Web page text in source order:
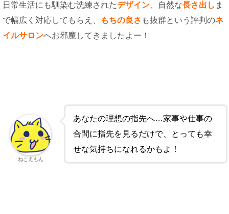
日常生活にも馴染む洗練されたデザイン 、自然な長さ出し ま
で幅広く対応してもらえ、
もちの良さ も抜群という評判のネ
イルサロンへお邪魔してきましたよー！
あなたの理想の指先へ…家事や仕事の
合間に指先を見るだけで、とっても幸
せな気持ちになれるかもよ！
ねこえもん